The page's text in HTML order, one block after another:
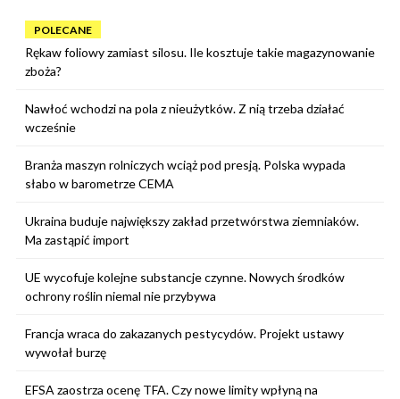
POLECANE
Rękaw foliowy zamiast silosu. Ile kosztuje takie magazynowanie
zboża?
Nawłoć wchodzi na pola z nieużytków. Z nią trzeba działać
wcześnie
Branża maszyn rolniczych wciąż pod presją. Polska wypada
słabo w barometrze CEMA
Ukraina buduje największy zakład przetwórstwa ziemniaków.
Ma zastąpić import
UE wycofuje kolejne substancje czynne. Nowych środków
ochrony roślin niemal nie przybywa
Francja wraca do zakazanych pestycydów. Projekt ustawy
wywołał burzę
EFSA zaostrza ocenę TFA. Czy nowe limity wpłyną na